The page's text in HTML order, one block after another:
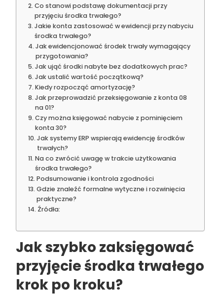
Co stanowi podstawę dokumentacji przy
przyjęciu środka trwałego?
Jakie konta zastosować w ewidencji przy nabyciu
środka trwałego?
Jak ewidencjonować środek trwały wymagający
przygotowania?
Jak ująć środki nabyte bez dodatkowych prac?
Jak ustalić wartość początkową?
Kiedy rozpocząć amortyzację?
Jak przeprowadzić przeksięgowanie z konta 08
na 01?
Czy można księgować nabycie z pominięciem
konta 30?
Jak systemy ERP wspierają ewidencję środków
trwałych?
Na co zwrócić uwagę w trakcie użytkowania
środka trwałego?
Podsumowanie i kontrola zgodności
Gdzie znaleźć formalne wytyczne i rozwinięcia
praktyczne?
Źródła:
Jak szybko zaksięgować
przyjęcie środka trwałego
krok po kroku?